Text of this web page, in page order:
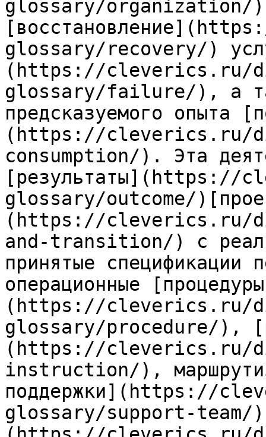
glossary/organization/)
glossary/recovery/)
(https://cleverics.ru/
glossary/failure/), а
предсказуемого опыта
(https://cleverics.ru/
consumption/). Эта
glossary/outcome/
(https://cleverics.ru/
and-transition/) с
принятые спецификации
операционные
(https://cleverics.ru/
glossary/procedure/),
(https://cleverics.ru/
instruction/),
поддержки](https://
glossary/support-team/